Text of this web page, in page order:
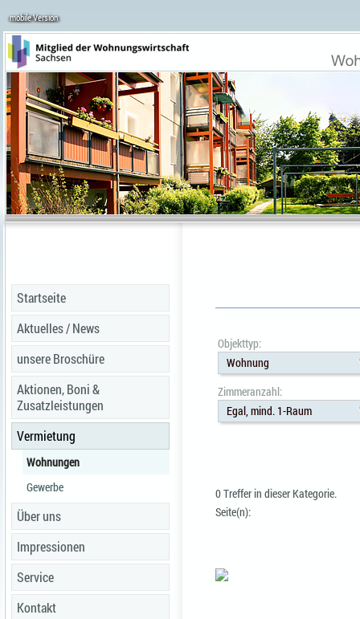
mobile Version
Startseite
Aktuelles / News
unsere Broschüre
Aktionen, Boni &
Zusatzleistungen
Vermietung
Wohnungen
Gewerbe
Über uns
Impressionen
Service
Kontakt
Objekttyp:
Wohnung
Zimmeranzahl:
Egal, mind. 1-Raum
0 Treffer in dieser Kategorie.
Seite(n):